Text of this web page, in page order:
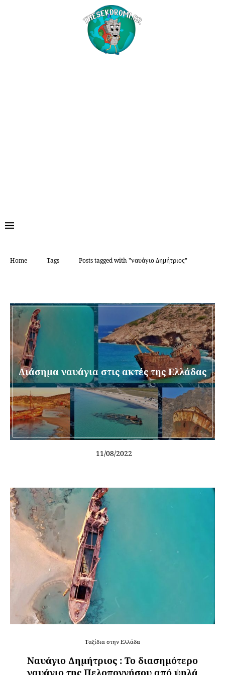
Home Tags Posts tagged with "ναυάγιο Δημήτριος"
Διάσημα ναυάγια στις ακτές της Ελλάδας
11/08/2022
Ταξίδια στην Ελλάδα
Ναυάγιο Δημήτριος : Το διασημότερο
ναυάγιο της Πελοποννήσου από ψηλά